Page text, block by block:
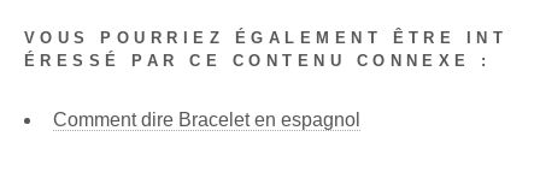
VOUS POURRIEZ ÉGALEMENT ÊTRE INT
ÉRESSÉ PAR CE CONTENU CONNEXE :
Comment dire Bracelet en espagnol